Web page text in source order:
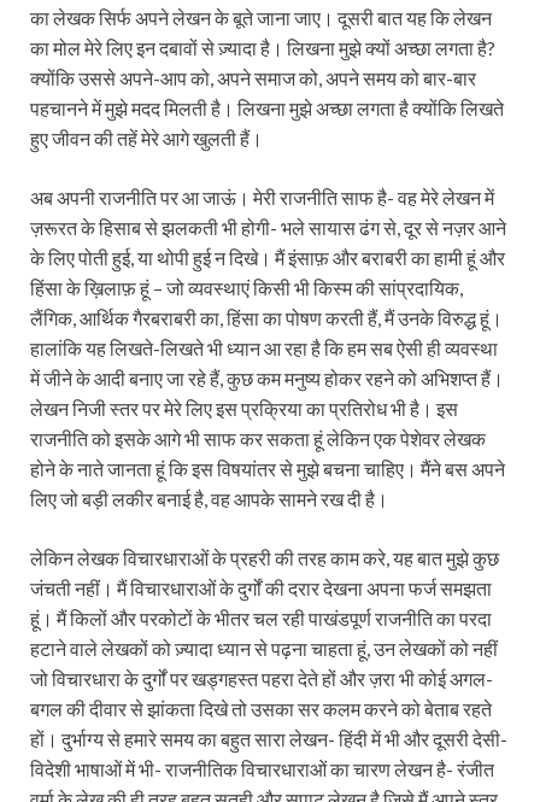
का लेखक सिर्फ अपने लेखन के बूते जाना जाए। दूसरी बात यह कि लेखन
का मोल मेरे लिए इन दबावों से ज़्यादा है। लिखना मुझे क्यों अच्छा लगता है?
क्योंकि उससे अपने-आप को, अपने समाज को, अपने समय को बार-बार
पहचानने में मुझे मदद मिलती है। लिखना मुझे अच्छा लगता है क्योंकि लिखते
हुए जीवन की तहें मेरे आगे खुलती हैं।
अब अपनी राजनीति पर आ जाऊं। मेरी राजनीति साफ है- वह मेरे लेखन में
ज़रूरत के हिसाब से झलकती भी होगी- भले सायास ढंग से, दूर से नज़र आने
के लिए पोती हुई, या थोपी हुई न दिखे। मैं इंसाफ़ और बराबरी का हामी हूं और
हिंसा के ख़िलाफ़ हूं – जो व्यवस्थाएं किसी भी किस्म की सांप्रदायिक,
लैंगिक, आर्थिक गैरबराबरी का, हिंसा का पोषण करती हैं, मैं उनके विरुद्ध हूं।
हालांकि यह लिखते-लिखते भी ध्यान आ रहा है कि हम सब ऐसी ही व्यवस्था
में जीने के आदी बनाए जा रहे हैं, कुछ कम मनुष्य होकर रहने को अभिशप्त हैं।
लेखन निजी स्तर पर मेरे लिए इस प्रक्रिया का प्रतिरोध भी है। इस
राजनीति को इसके आगे भी साफ कर सकता हूं लेकिन एक पेशेवर लेखक
होने के नाते जानता हूं कि इस विषयांतर से मुझे बचना चाहिए। मैंने बस अपने
लिए जो बड़ी लकीर बनाई है, वह आपके सामने रख दी है।
लेकिन लेखक विचारधाराओं के प्रहरी की तरह काम करे, यह बात मुझे कुछ
जंचती नहीं। मैं विचारधाराओं के दुर्गों की दरार देखना अपना फर्ज समझता
हूं। मैं किलों और परकोटों के भीतर चल रही पाखंडपूर्ण राजनीति का परदा
हटाने वाले लेखकों को ज़्यादा ध्यान से पढ़ना चाहता हूं, उन लेखकों को नहीं
जो विचारधारा के दुर्गों पर खड्गहस्त पहरा देते हों और ज़रा भी कोई अगल-
बगल की दीवार से झांकता दिखे तो उसका सर कलम करने को बेताब रहते
हों। दुर्भाग्य से हमारे समय का बहुत सारा लेखन- हिंदी में भी और दूसरी देसी-
विदेशी भाषाओं में भी- राजनीतिक विचारधाराओं का चारण लेखन है- रंजीत